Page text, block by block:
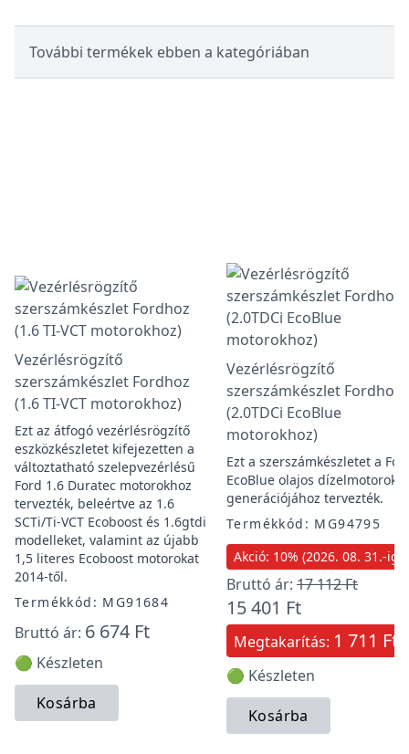
További termékek ebben a kategóriában
Vezérlésrögzítő
szerszámkészlet Fordhoz
(1.6 TI-VCT motorokhoz)
Ezt az átfogó vezérlésrögzítő
eszközkészletet kifejezetten a
változtatható szelepvezérlésű
Ford 1.6 Duratec motorokhoz
tervezték, beleértve az 1.6
SCTi/Ti-VCT Ecoboost és 1.6gtdi
modelleket, valamint az újabb
1,5 literes Ecoboost motorokat
2014-től.
Termékkód: MG91684
Bruttó ár: 6 674 Ft
🟢 Készleten
Kosárba
Vezérlésrögzítő
szerszámkészlet Fordhoz
(2.0TDCi EcoBlue
motorokhoz)
Ezt a szerszámkészletet a
EcoBlue olajos dízelmotorok
generációjához tervezték.
Termékkód: MG94795
Akció: 10% (2026. 08. 31.-ig)
Bruttó ár: 17 112 Ft
15 401 Ft
Megtakarítás: 1 711 Ft
🟢 Készleten
Kosárba